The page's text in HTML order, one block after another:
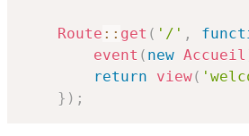
Route :: get ( '/' ,
event ( new Accueil
return
view(
} ) ;